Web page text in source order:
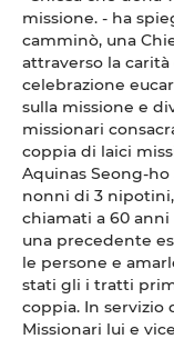
missione. - ha
camminò, una
attraverso la
celebrazione
sulla missione e
missionari
coppia di laici
Aquinas Seong-ho
nonni di 3
chiamati a 60
una precedente
le persone e
stati gli i tratti
coppia. In
Missionari lui e